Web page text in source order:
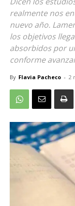
realmente nos
nuevo año.
los objetivos
absorbidos por
conforme
By Flavia Pacheco - 2